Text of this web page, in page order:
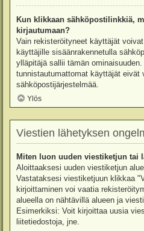
Kun klikkaan sähköpostilinkkiä,
kirjautumaan?
Vain rekisteröityneet käyttäjät
käyttäjille sisäänrakennetulla
ylläpitäjä sallii tämän
tunnistautumattomat käyttäjät eivät
sähköpostijärjestelmää.
Ylös
Viestien lähetyksen
Miten luon uuden viestiketjun tai
Aloittaaksesi uuden viestiketjun
Vastataksesi viestiketjuun klikkaa
kirjoittaminen voi vaatia
alueella on nähtävillä alueen ja
Esimerkiksi: Voit kirjoittaa uusia
liitetiedostoja, jne.